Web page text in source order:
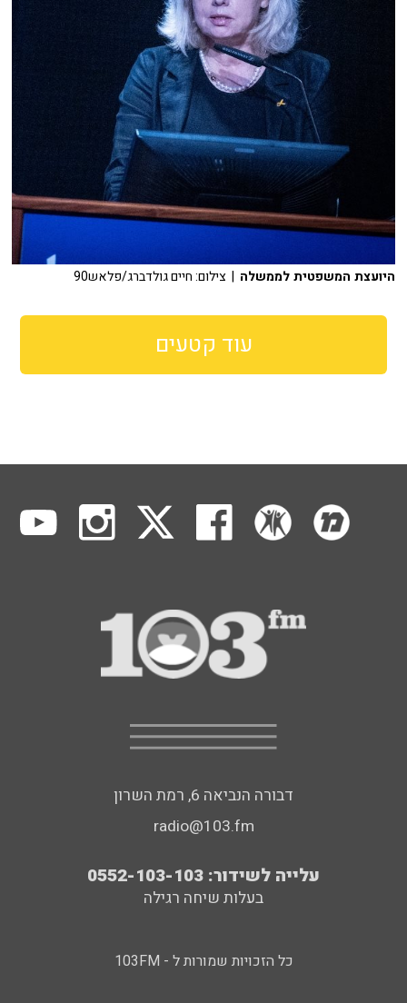
היועצת המשפטית לממשלה | צילום: חיים גולדברג/פלאש90
עוד קטעים
דבורה הנביאה 6, רמת השרון
radio@103.fm
עלייה לשידור: 0552-103-103
בעלות שיחה רגילה
כל הזכויות שמורות ל - 103FM